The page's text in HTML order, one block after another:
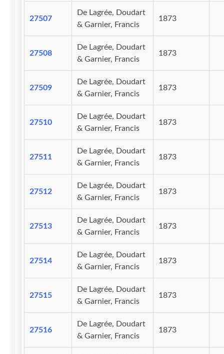
27507
De Lagrée, Doudart
& Garnier, Francis
1873
27508
De Lagrée, Doudart
& Garnier, Francis
1873
27509
De Lagrée, Doudart
& Garnier, Francis
1873
27510
De Lagrée, Doudart
& Garnier, Francis
1873
27511
De Lagrée, Doudart
& Garnier, Francis
1873
27512
De Lagrée, Doudart
& Garnier, Francis
1873
27513
De Lagrée, Doudart
& Garnier, Francis
1873
27514
De Lagrée, Doudart
& Garnier, Francis
1873
27515
De Lagrée, Doudart
& Garnier, Francis
1873
27516
De Lagrée, Doudart
& Garnier, Francis
1873